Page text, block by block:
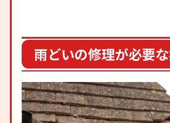
雨どいの修理が必要